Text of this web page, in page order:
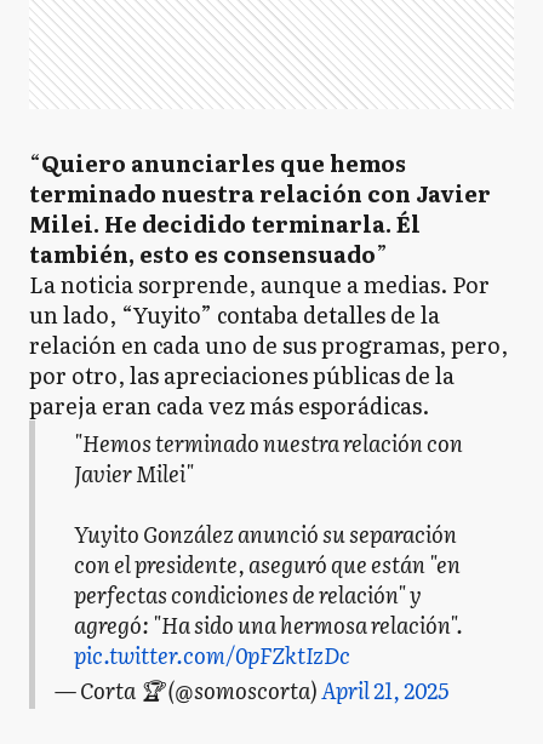
“Quiero anunciarles que hemos
terminado nuestra relación con Javier
Milei. He decidido terminarla. Él
también, esto es consensuado”
La noticia sorprende, aunque a medias. Por
un lado, “Yuyito” contaba detalles de la
relación en cada uno de sus programas, pero,
por otro, las apreciaciones públicas de la
pareja eran cada vez más esporádicas.
"Hemos terminado nuestra relación con
Javier Milei"
Yuyito González anunció su separación
con el presidente, aseguró que están "en
perfectas condiciones de relación" y
agregó: "Ha sido una hermosa relación".
pic.twitter.com/0pFZktIzDc
— Corta 🏆 (@somoscorta)April 21, 2025